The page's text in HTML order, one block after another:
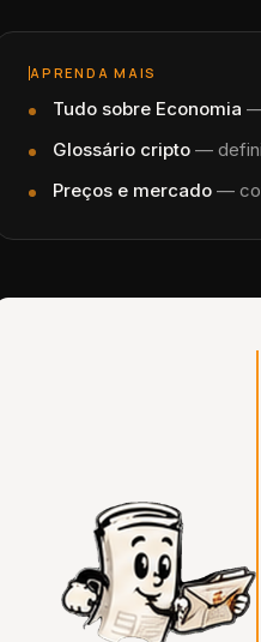
APRENDA MAIS
Tudo sobre Economia
Glossário cripto —
Preços e mercado —